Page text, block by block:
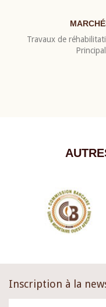
Travaux de
Inscription à la